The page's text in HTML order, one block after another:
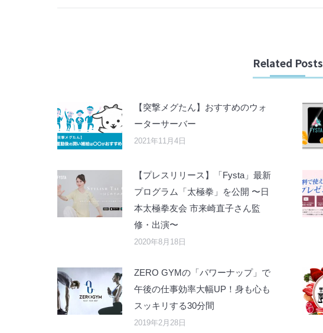
Related Posts
【突撃メグたん】おすすめのウォ
ーターサーバー
2021年11月4日
【プレスリリース】「Fysta」最新
プログラム「太極拳」を公開 〜日
本太極拳友会 市来崎直子さん監
修・出演〜
2020年8月18日
ZERO GYMの「パワーナップ」で
午後の仕事効率大幅UP！身も心も
スッキリする30分間
2019年2月28日